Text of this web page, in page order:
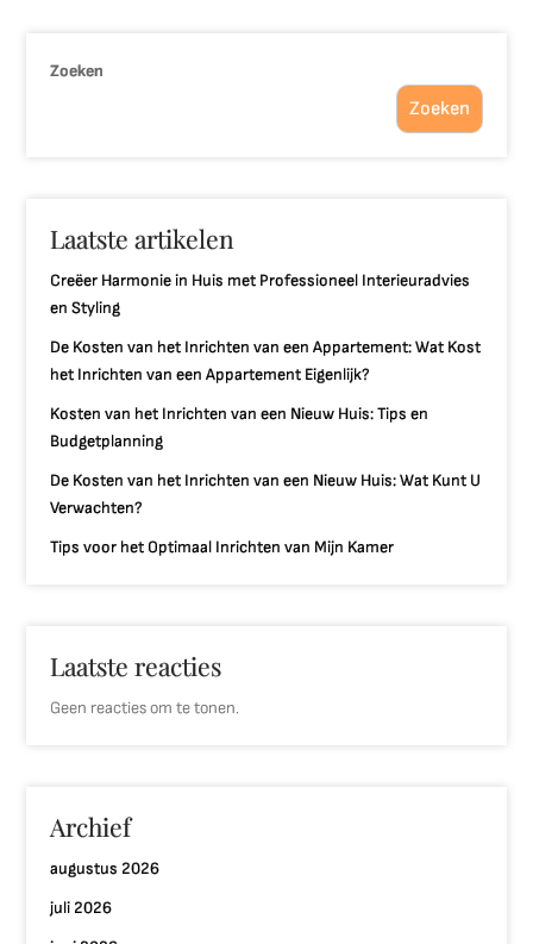
Zoeken
Zoeken
Laatste artikelen
Creëer Harmonie in Huis met Professioneel Interieuradvies
en Styling
De Kosten van het Inrichten van een Appartement: Wat Kost
het Inrichten van een Appartement Eigenlijk?
Kosten van het Inrichten van een Nieuw Huis: Tips en
Budgetplanning
De Kosten van het Inrichten van een Nieuw Huis: Wat Kunt U
Verwachten?
Tips voor het Optimaal Inrichten van Mijn Kamer
Laatste reacties
Geen reacties om te tonen.
Archief
augustus 2026
juli 2026